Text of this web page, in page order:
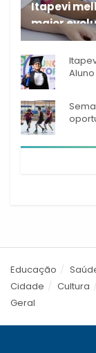
Itapevi
maior
A rede
Educação
Cidade
Cultura
Geral